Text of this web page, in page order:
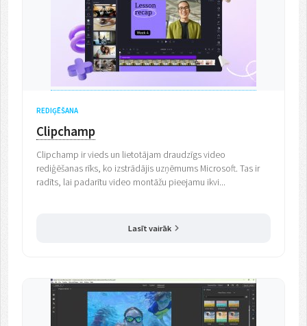
REDIĢĒŠANA
Clipchamp
Clipchamp ir vieds un lietotājam draudzīgs video
rediģēšanas rīks, ko izstrādājis uzņēmums Microsoft. Tas ir
radīts, lai padarītu video montāžu pieejamu ikvi...
Lasīt vairāk